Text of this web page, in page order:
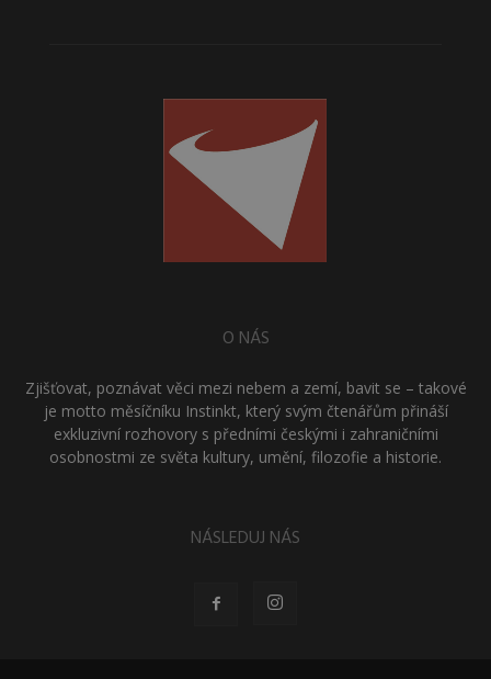
O NÁS
Zjišťovat, poznávat věci mezi nebem a zemí, bavit se – takové
je motto měsíčníku Instinkt, který svým čtenářům přináší
exkluzivní rozhovory s předními českými i zahraničními
osobnostmi ze světa kultury, umění, filozofie a historie.
NÁSLEDUJ NÁS